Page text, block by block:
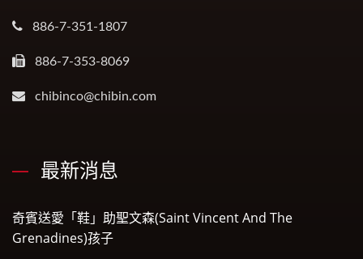
886-7-351-1807
886-7-353-8069
chibinco@chibin.com
最新消息
奇賓送愛「鞋」助聖文森(Saint Vincent And The
Grenadines)孩子